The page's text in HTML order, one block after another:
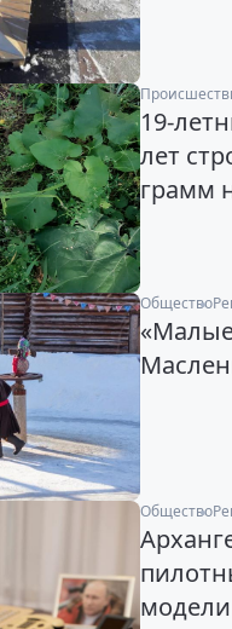
19-
лет
грамм
Общество
Общество